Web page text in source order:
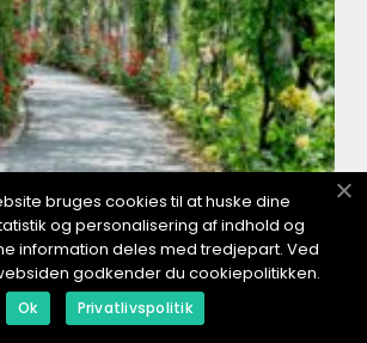
Tipps für einen
Garten
Margarethe Margarethe
bruges cookies til at huske dine
og personalisering af indhold og
information deles med tredjepart. Ved
godkender du cookiepolitikken.
Ok Privatlivspolitik